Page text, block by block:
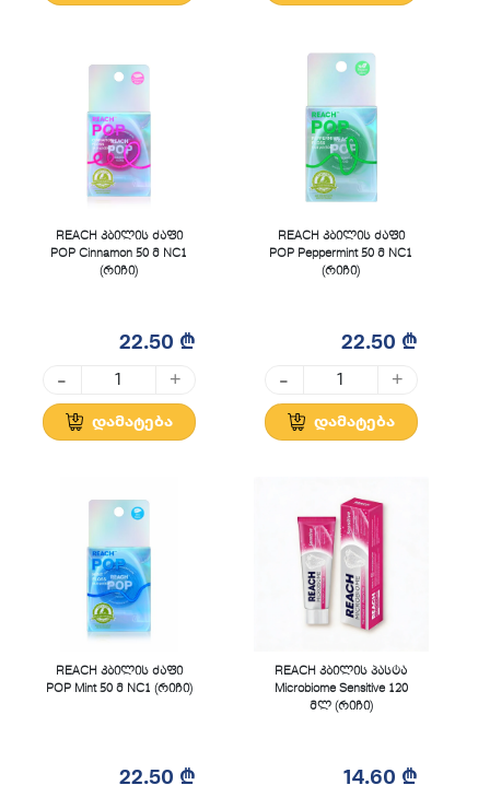
REACH კბილის ძაფი
POP Cinnamon 50 მ NC1
(რიჩი)
22.50 ₾
- +
დამატება
REACH კბილის ძაფი
POP Peppermint 50 მ NC1
(რიჩი)
22.50 ₾
- +
დამატება
REACH კბილის ძაფი
POP Mint 50 მ NC1 (რიჩი)
22.50 ₾
REACH კბილის პასტა
Microbiome Sensitive 120
მლ (რიჩი)
14.60 ₾